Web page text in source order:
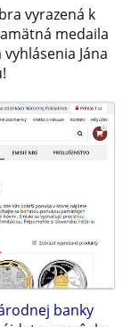
vyrazená k
medaila
Jána
banky